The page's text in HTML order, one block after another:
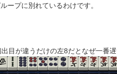
ープに別れているわけです。
目が違うだけの左8だとなぜ一番